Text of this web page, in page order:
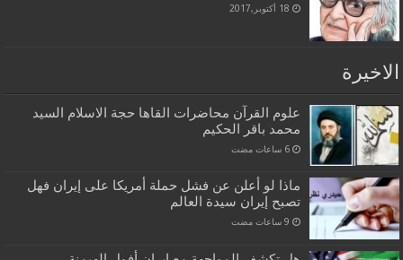
18 أكتوبر,2017
الاخيرة
علوم القرآن محاضرات القاها حجة الاسلام السيد
محمد باقر الحكيم
‏6 ساعات مضت
ماذا لو أعلن عن فشل حملة أمريكا على إيران فهل
تصبح إيران سيدة العالم